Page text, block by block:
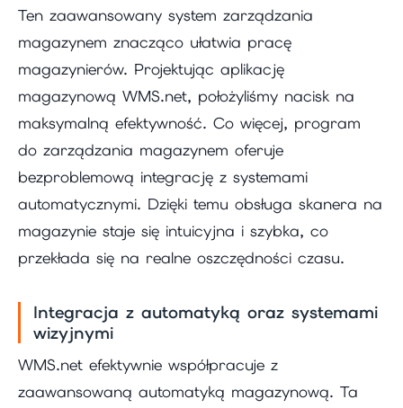
Ten zaawansowany system zarządzania
magazynem znacząco ułatwia pracę
magazynierów. Projektując aplikację
magazynową WMS.net, położyliśmy nacisk na
maksymalną efektywność. Co więcej, program
do zarządzania magazynem oferuje
bezproblemową integrację z systemami
automatycznymi. Dzięki temu obsługa skanera na
magazynie staje się intuicyjna i szybka, co
przekłada się na realne oszczędności czasu.
Integracja z automatyką oraz systemami
wizyjnymi
WMS.net efektywnie współpracuje z
zaawansowaną automatyką magazynową. Ta